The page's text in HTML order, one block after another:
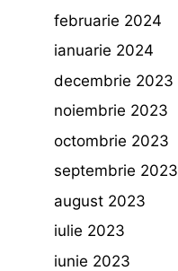
februarie 2024
ianuarie 2024
decembrie 2023
noiembrie 2023
octombrie 2023
septembrie 2023
august 2023
iulie 2023
iunie 2023